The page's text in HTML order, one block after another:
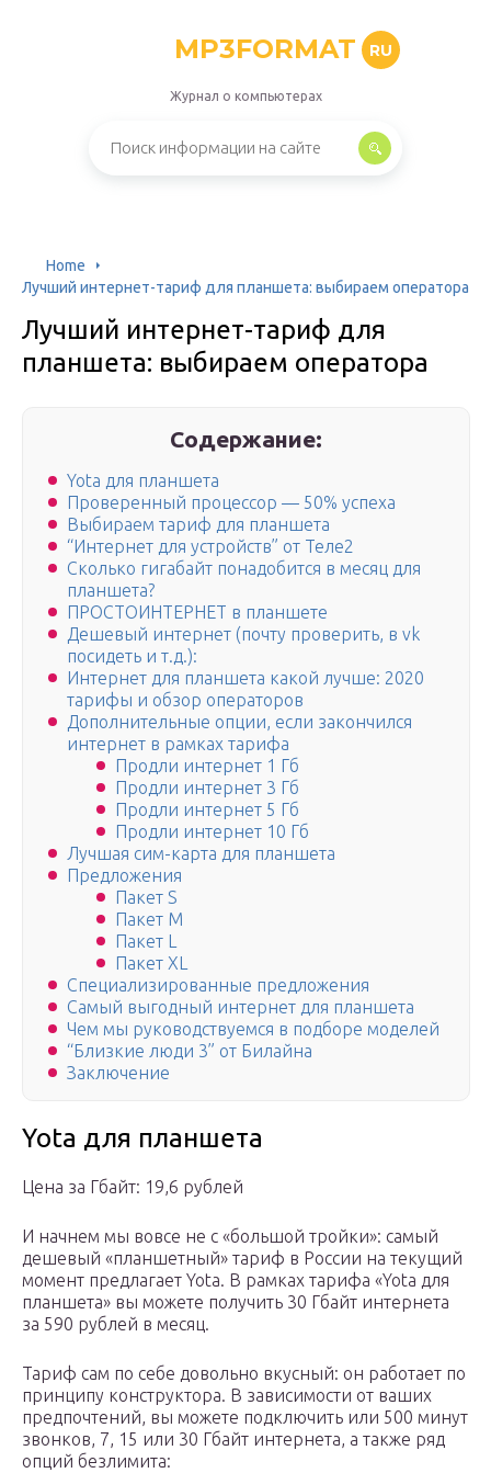
MP3FORMAT RU
Журнал о компьютерах
Home
Лучший интернет-тариф для планшета: выбираем оператора
Лучший интернет-тариф для
планшета: выбираем оператора
Содержание:
Yota для планшета
Проверенный процессор — 50% успеха
Выбираем тариф для планшета
“Интернет для устройств” от Теле2
Сколько гигабайт понадобится в месяц для
планшета?
ПРОСТОИНТЕРНЕТ в планшете
Дешевый интернет (почту проверить, в vk
посидеть и т.д.):
Интернет для планшета какой лучше: 2020
тарифы и обзор операторов
Дополнительные опции, если закончился
интернет в рамках тарифа
Продли интернет 1 Гб
Продли интернет 3 Гб
Продли интернет 5 Гб
Продли интернет 10 Гб
Лучшая сим-карта для планшета
Предложения
Пакет S
Пакет M
Пакет L
Пакет XL
Специализированные предложения
Самый выгодный интернет для планшета
Чем мы руководствуемся в подборе моделей
“Близкие люди 3” от Билайна
Заключение
Yota для планшета
Цена за Гбайт: 19,6 рублей
И начнем мы вовсе не с «большой тройки»: самый
дешевый «планшетный» тариф в России на текущий
момент предлагает Yota. В рамках тарифа «Yota для
планшета» вы можете получить 30 Гбайт интернета
за 590 рублей в месяц.
Тариф сам по себе довольно вкусный: он работает по
принципу конструктора. В зависимости от ваших
предпочтений, вы можете подключить или 500 минут
звонков, 7, 15 или 30 Гбайт интернета, а также ряд
опций безлимита: